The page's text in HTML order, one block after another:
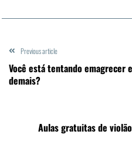
Previous article
Você está tentando emagrecer
demais?
Aulas gratuitas de